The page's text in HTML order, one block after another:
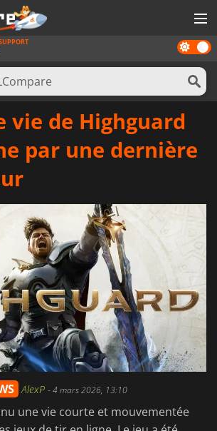
Dark
mode
vie de Highguard
par une dernière
AlexP -4 mars 2026, 13:10
une vie courte et mouvementée